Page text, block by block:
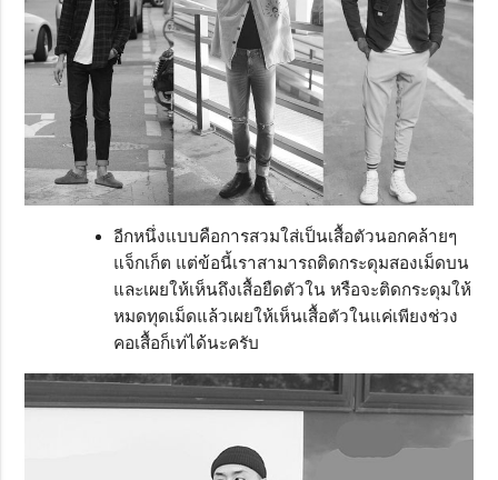
อีกหนึ่งแบบคือการสวมใส่เป็นเสื้อตัวนอกคล้ายๆ
แจ็กเก็ต แต่ข้อนี้เราสามารถติดกระดุมสองเม็ดบน
และเผยให้เห็นถึงเสื้อยืดตัวใน หรือจะติดกระดุมให้
หมดทุดเม็ดแล้วเผยให้เห็นเสื้อตัวในแค่เพียงช่วง
คอเสื้อก็เท่ได้นะครับ